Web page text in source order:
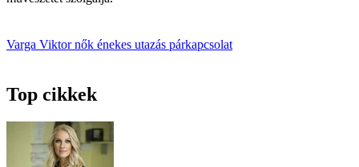
Varga Viktornők énekes utazás párkapcsolat
Top cikkek